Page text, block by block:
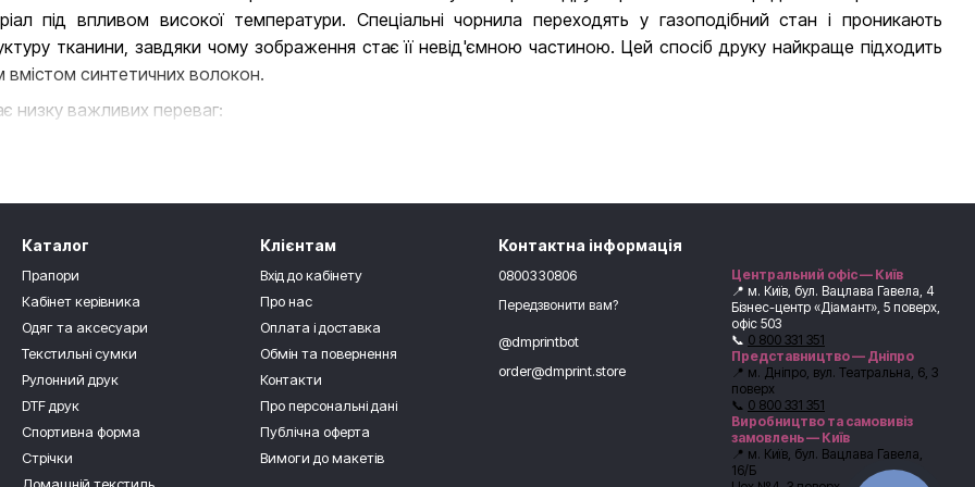
під впливом високої температури. Спеціальні чорнила переходять у газоподібний стан і проникають
тканини, завдяки чому зображення стає її невід'ємною частиною. Цей спосіб друку найкраще підходить
вмістом синтетичних волокон.
низку важливих переваг:
не відшаровується та не відчувається на дотик;
друку ми виготовляємо продукцію з яскравими зображеннями, які допомагають ефективно
для:
текстилю.
Каталог
Прапори
Кабінет керівника
Одяг та аксесуари
Текстильні сумки
Рулонний друк
DTF друк
Спортивна форма
Стрічки
Клієнтам
Вхід до кабінету
Про нас
Оплата і доставка
Обмін та повернення
Контакти
Про персональні дані
Публічна оферта
Вимоги до макетів
Контактна інформація
0800330806
Передзвонити вам?
@dmprintbot
order@dmprint.store
Центральний офіс — Київ
📍 м. Київ, бул. Вацлава Гавела, 4
Бізнес-центр «Діамант», 5 поверх,
офіс 503
📞 0 800 331 351
Представництво — Дніпро
📍 м. Дніпро, вул. Театральна, 6, 3
поверх
📞 0 800 331 351
Виробництво та самовивіз
замовлень — Київ
📍 м. Київ, бул. Вацлава Гавела,
16/Б